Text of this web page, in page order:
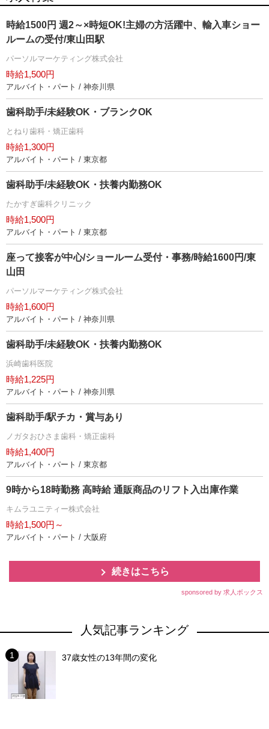
時給1500円 週2～×時短OK!主婦の方活躍中、輸入車ショー
ルームの受付/東山田駅
パーソルマーケティング株式会社
時給1,500円
アルバイト・パート / 神奈川県
歯科助手/未経験OK・ブランクOK
とねり歯科・矯正歯科
時給1,300円
アルバイト・パート / 東京都
歯科助手/未経験OK・扶養内勤務OK
たかすぎ歯科クリニック
時給1,500円
アルバイト・パート / 東京都
座って接客が中心/ショールーム受付・事務/時給1600円/東
山田
パーソルマーケティング株式会社
時給1,600円
アルバイト・パート / 神奈川県
歯科助手/未経験OK・扶養内勤務OK
浜崎歯科医院
時給1,225円
アルバイト・パート / 神奈川県
歯科助手/駅チカ・賞与あり
ノガタおひさま歯科・矯正歯科
時給1,400円
アルバイト・パート / 東京都
9時から18時勤務 高時給 通販商品のリフト入出庫作業
キムラユニティー株式会社
時給1,500円～
アルバイト・パート / 大阪府
続きはこちら
sponsored by 求人ボックス
人気記事ランキング
37歳女性の13年間の変化